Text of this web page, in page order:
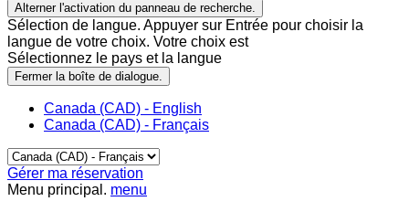
Alterner l'activation du panneau de recherche.
Sélection de langue. Appuyer sur Entrée pour choisir la
langue de votre choix. Votre choix est
Sélectionnez le pays et la langue
Fermer la boîte de dialogue.
Canada (CAD) - English
Canada (CAD) - Français
Gérer ma réservation
Menu principal. menu